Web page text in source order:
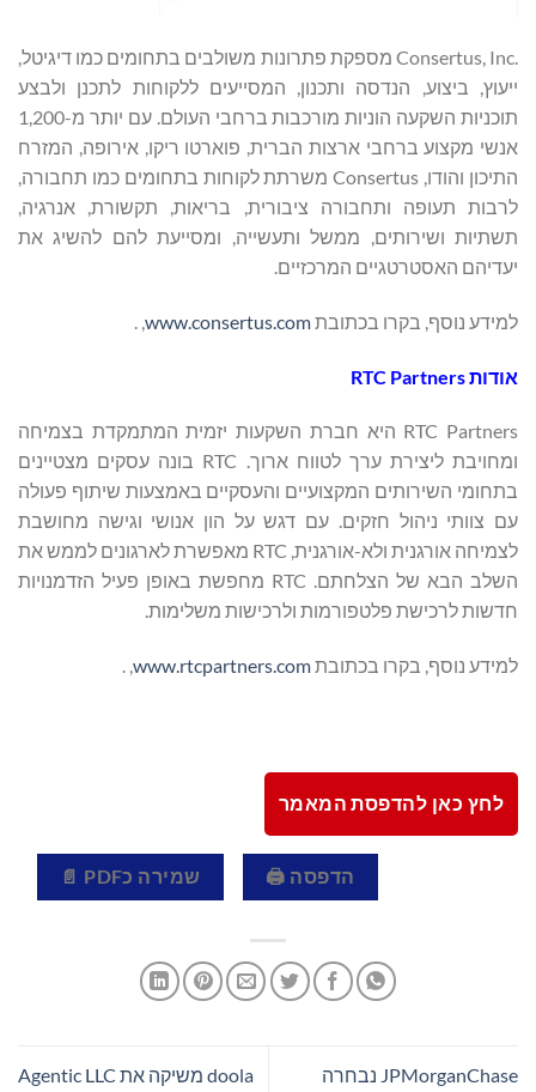
Consertus, Inc.‎ מספקת פתרונות משולבים בתחומים כמו דיגיטל,
ייעוץ, ביצוע, הנדסה ותכנון, המסייעים ללקוחות לתכנן ולבצע
תוכניות השקעה הוניות מורכבות ברחבי העולם. עם יותר מ-1,200
אנשי מקצוע ברחבי ארצות הברית, פוארטו ריקו, אירופה, המזרח
התיכון והודו, Consertus משרתת לקוחות בתחומים כמו תחבורה,
לרבות תעופה ותחבורה ציבורית, בריאות, תקשורת, אנרגיה,
תשתיות ושירותים, ממשל ותעשייה, ומסייעת להם להשיג את
יעדיהם האסטרטגיים המרכזיים.
למידע נוסף, בקרו בכתובתwww.consertus.com
אודותRTC Partners
RTC Partners היא חברת השקעות יזמית המתמקדת בצמיחה
ומחויבת ליצירת ערך לטווח ארוך. RTC בונה עסקים מצטיינים
בתחומי השירותים המקצועיים והעסקיים באמצעות שיתוף פעולה
עם צוותי ניהול חזקים. עם דגש על הון אנושי וגישה מחושבת
לצמיחה אורגנית ולא-אורגנית, RTC מאפשרת לארגונים לממש את
השלב הבא של הצלחתם. RTC מחפשת באופן פעיל הזדמנויות
חדשות לרכישת פלטפורמות ולרכישות משלימות.
למידע נוסף, בקרו בכתובתwww.rtcpartners.com
, .
לחץ כאן להדפסת המאמר
הדפסה 🖨 שמירה כPDF 📄
JPMorganChase נבחרה
doola משיקה את Agentic LLC